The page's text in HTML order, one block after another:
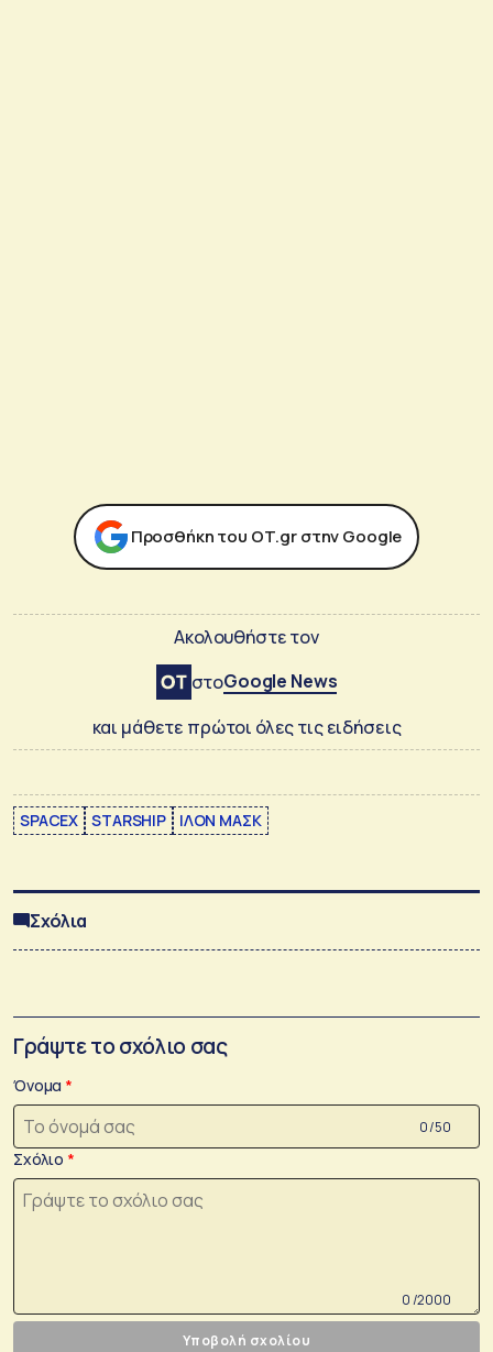
Προσθήκη του ΟΤ.gr στην Google
Ακολουθήστε τον
στοGoogle News
και μάθετε πρώτοι όλες τις ειδήσεις
SPACEX STARSHIP ΙΛΟΝ ΜΑΣΚ
Σχόλια
Γράψτε το σχόλιο σας
Όνομα
0 /50
Σχόλιο
0 /2000
Υποβολή σχολίου